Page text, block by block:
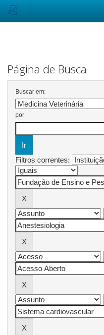
Página de Busca
Buscar em:
por
Filtros correntes: